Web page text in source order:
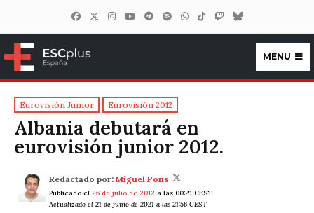
ESCplus España
MENU
Eurovisión Junior Eurovisión 2012
Albania debutará en
eurovisión junior 2012.
Redactado por: Miguel Pons
Publicado el 26 de julio de 2012 a las 00:21 CEST
Actualizado el 21 de junio de 2021 a las 21:56 CEST